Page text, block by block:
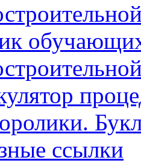
ссылки